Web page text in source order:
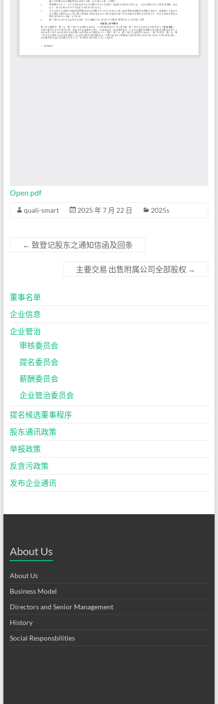
Open pdf
quali-smart 2025 年 7 月 22 日 2025s
← 致登记股东之通知信函及回条
主要交易 出售附属公司全部股权 →
董事名单
企业信息
企业管治
审核委员会
提名委员会
薪酬委员会
企业管治委员会
提名候选董事程序
股东通讯政策
举报政策
反贪污政策
发布企业通讯
About Us
About Us
Business Model
Directors and Senior Management
History
Social Responsbilities